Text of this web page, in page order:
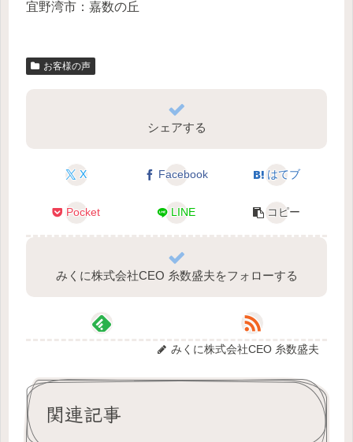
宜野湾市：嘉数の丘
お客様の声
シェアする
X Facebook はてブ
Pocket LINE コピー
みくに株式会社CEO 糸数盛夫をフォローする
みくに株式会社CEO 糸数盛夫
関連記事